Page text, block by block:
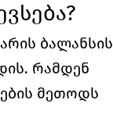
ბალანსის
რამდენ
მეთოდს